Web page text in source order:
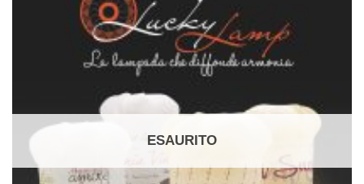
ESAURITO